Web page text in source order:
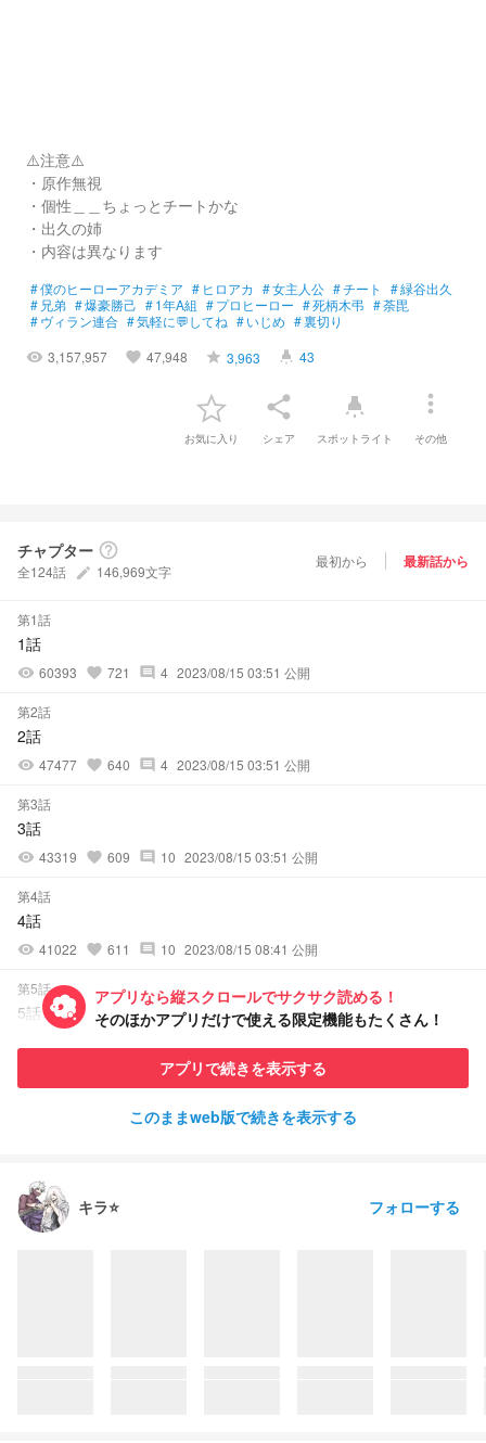
⚠️注意⚠️
・原作無視
・個性＿＿ちょっとチートかな
・出久の姉
・内容は異なります
#僕のヒーローアカデミア # ヒロアカ #女主人公 #チート #緑谷出久
# 兄弟 #爆豪勝己 #1年A組 #プロヒーロー #死柄木弔 #荼毘
#ヴィラン連合 #気軽に💬してね #いじめ #裏切り
visibility 3,157,957 favorite 47,948 grade 3,963 highlight 43
お気に入り
share
シェア
highlight
スポットライト
more_vert
その他
チャプター help_outline
全124話 create 146,969文字
最初から 最新話から
第1話
1話
visibility 60393 favorite 721 comment 4 2023/08/15 03:51 公開
第2話
2話
visibility 47477 favorite 640 comment 4 2023/08/15 03:51 公開
第3話
3話
visibility 43319 favorite 609 comment 10 2023/08/15 03:51 公開
第4話
4話
visibility 41022 favorite 611 comment 10 2023/08/15 08:41 公開
第5話
5話
アプリなら縦スクロールでサクサク読める！
そのほかアプリだけで使える限定機能もたくさん！
アプリで続きを表示する
このままweb版で続きを表示する
キラ⭐️ フォローする